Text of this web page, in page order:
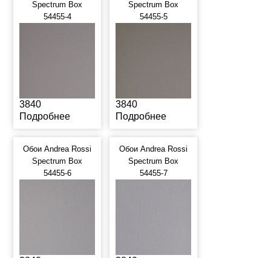
Spectrum Box
54455-4
3840
Подробнее
Spectrum Box
54455-5
3840
Подробнее
Обои Andrea Rossi
Spectrum Box
54455-6
Обои Andrea Rossi
Spectrum Box
54455-7